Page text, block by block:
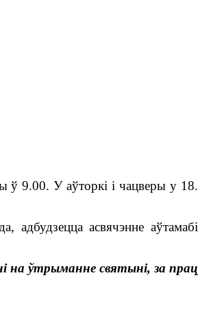
ў 9.00. У аўторкі і чацверы у
асвячэнне
на ўтрыманне святыні, за